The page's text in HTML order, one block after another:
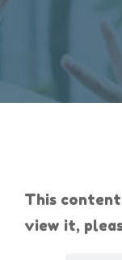
This
view it,